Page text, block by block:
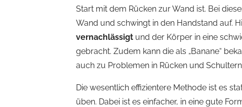
Start mit dem Rücken zur Wand ist. Bei
Wand und schwingt in den Handstand auf.
vernachlässigt und der Körper in eine
gebracht. Zudem kann die als „Banane“
auch zu Problemen in Rücken und
Die wesentlich effizientere Methode ist es
üben. Dabei ist es einfacher, in eine gute